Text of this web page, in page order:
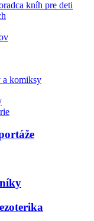
kníh pre deti
a komiksy